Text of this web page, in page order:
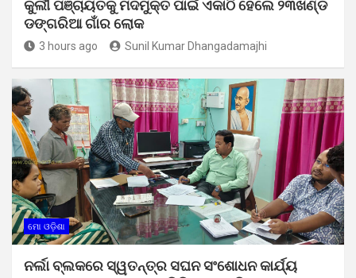
କୁର୍ଲୀ ପଞ୍ଚାୟତକୁ ମଦମୁକ୍ତ ପାଇଁ ଏକାଠି ହେଲେ ୨୩ଖଣ୍ଡ
ଡଙ୍ଗରିଆ ଗାଁର ଲୋକ
3 hours ago Sunil Kumar Dhangadamajhi
ମୋ ଓଡ଼ିଶା
ନର୍ଲା ବ୍ଲକରେ ସ୍ୱତନ୍ତ୍ର ସଘନ ସଂଶୋଧନ କାର୍ଯ୍ୟ